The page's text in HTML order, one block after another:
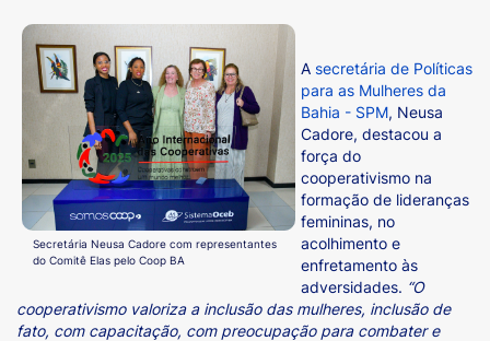
Secretária Neusa Cadore com representantes
do Comitê Elas pelo Coop BA
A secretária de Políticas
para as Mulheres da
Bahia - SPM, Neusa
Cadore, destacou a
força do
cooperativismo na
formação de lideranças
femininas, no
acolhimento e
enfretamento às
adversidades. “O
cooperativismo valoriza a inclusão das mulheres, inclusão de
fato, com capacitação, com preocupação para combater e